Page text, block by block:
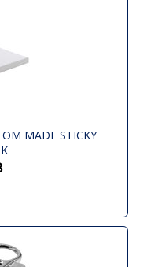
MADE STICKY